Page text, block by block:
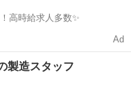
/ 登録不要！高時給求人多数✨
Ad
製造スタッフ